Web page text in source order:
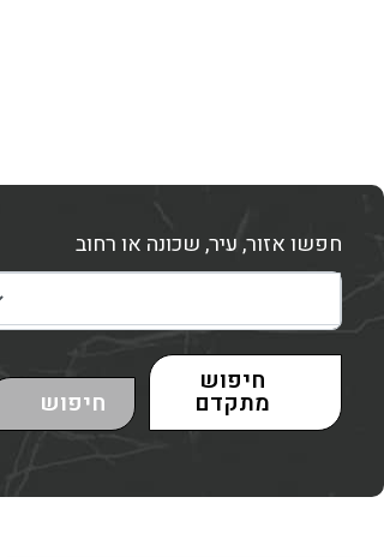
חפשו אזור, עיר, שכונה או רחוב
חיפוש
מתקדם חיפוש